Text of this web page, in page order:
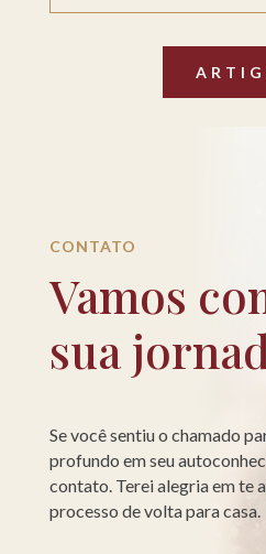
CONTATO
Vamos
sua
Se você sentiu o chamado
profundo em seu
contato. Terei alegria em te
processo de volta para casa.